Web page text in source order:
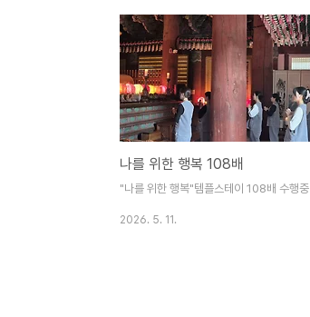
나를 위한 행복 108배
"나를 위한 행복"템플스테이 108배 수행중
2026. 5. 11.